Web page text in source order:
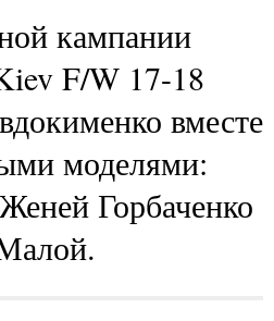
кампании
F/W 17-18
вместе
моделями:
Горбаченко